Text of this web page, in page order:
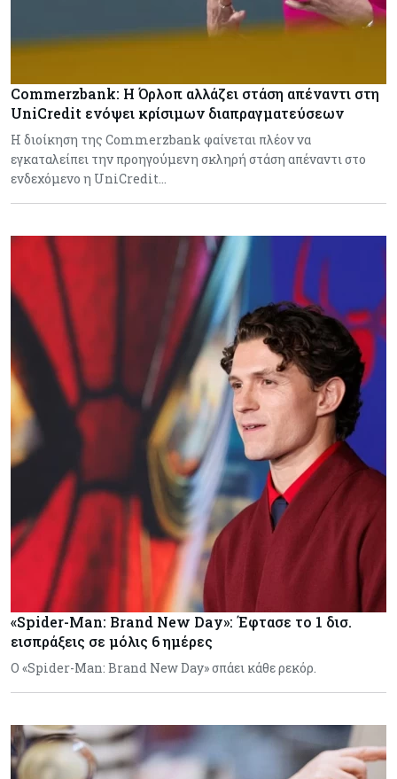
Commerzbank: Η Όρλοπ αλλάζει στάση απέναντι στη
UniCredit ενόψει κρίσιμων διαπραγματεύσεων
H διοίκηση της Commerzbank φαίνεται πλέον να
εγκαταλείπει την προηγούμενη σκληρή στάση απέναντι στο
ενδεχόμενο η UniCredit…
«Spider-Man: Brand New Day»: Έφτασε το 1 δισ.
εισπράξεις σε μόλις 6 ημέρες
Ο «Spider-Man: Brand New Day» σπάει κάθε ρεκόρ.